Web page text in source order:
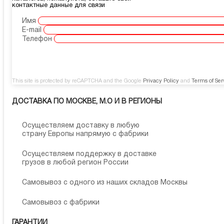
контактные данные для связи
Имя
E-mail
Телефон
This site is protected by reCAPTCHA and the Google Privacy Policy and Terms of
ДОСТАВКА ПО МОСКВЕ, М.О И В РЕГИОНЫ
Осуществляем доставку в любую
страну Европы напрямую с фабрики
Осуществляем поддержку в доставке
грузов в любой регион России
Самовывоз с одного из наших складов Москвы
Самовывоз с фабрики